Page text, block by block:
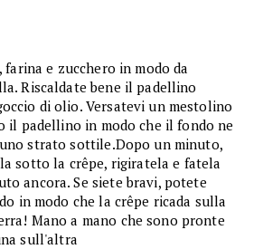
e zucchero in modo da
Riscaldate bene il padellino
di olio. Versatevi un mestolino
il padellino in modo che il fondo ne
strato sottile.Dopo un minuto,
sotto la crêpe, rigiratela e fatela
ancora. Se siete bravi, potete
in modo che la crêpe ricada sulla
Mano a mano che sono pronte
sull'altra